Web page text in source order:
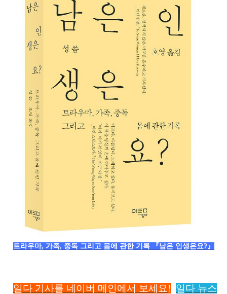
트라우마, 가족, 중독 그리고 몸에 관한 기록 『남은 인생은요?』
일다 기사를 네이버 메인에서 보세요 ! 일다 뉴스